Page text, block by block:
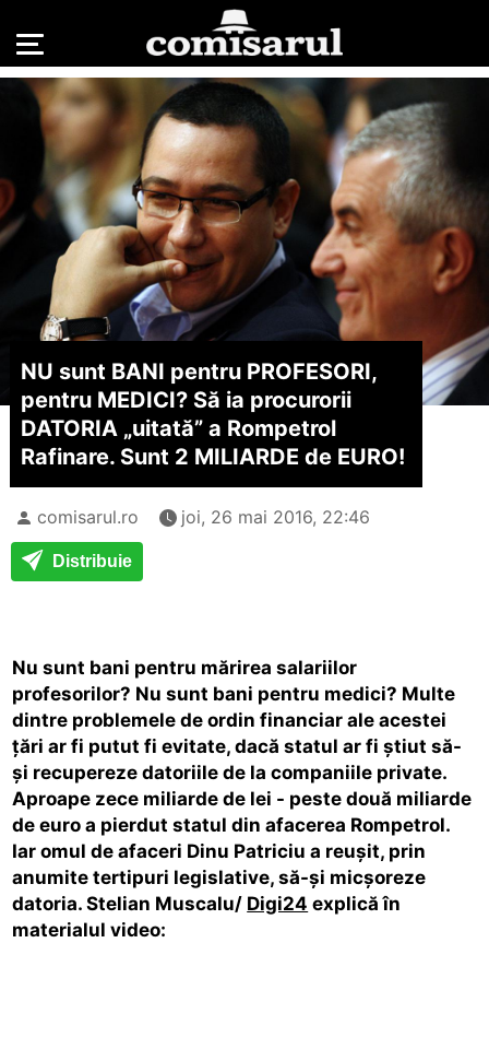
NU sunt BANI pentru PROFESORI,
pentru MEDICI? Să ia procurorii
DATORIA „uitată” a Rompetrol
Rafinare. Sunt 2 MILIARDE de EURO!
comisarul.ro joi, 26 mai 2016, 22:46
Distribuie
Nu sunt bani pentru mărirea salariilor
profesorilor? Nu sunt bani pentru medici? Multe
dintre problemele de ordin financiar ale acestei
ţări ar fi putut fi evitate, dacă statul ar fi ştiut să-
şi recupereze datoriile de la companiile private.
Aproape zece miliarde de lei - peste două miliarde
de euro a pierdut statul din afacerea Rompetrol.
Iar omul de afaceri Dinu Patriciu a reuşit, prin
anumite tertipuri legislative, să-şi micşoreze
datoria. Stelian Muscalu/ Digi24 explică în
materialul video: